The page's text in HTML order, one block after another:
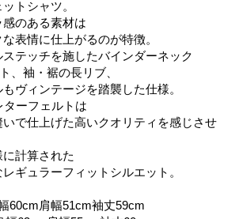
トシャツ。
感のある素材は
表情に仕上がるのが特徴。
テッチを施したバインダーネック
、袖・裾の長リブ、
ヴィンテージを踏襲した仕様。
ーフェルトは
で仕上げた高いクオリティを感じさせ
計算された
ギュラーフィットシルエット。
肩幅51cm袖丈59cm